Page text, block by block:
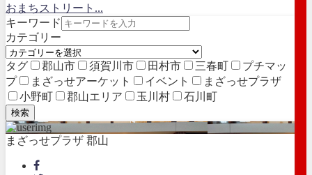
おまちストリート...
キーワード
カテゴリー
タグ 郡山市 須賀川市 田村市 三春町
プチマッ
プ
まざっせアーケット イベント
まざっせプラザ
小野町
郡山エリア 玉川村 石川町
検索
まざっせプラザ 郡山